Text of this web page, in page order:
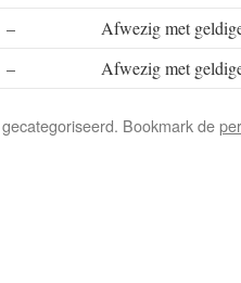
–
Afwezig met
– Afwezig met
Bookmark de